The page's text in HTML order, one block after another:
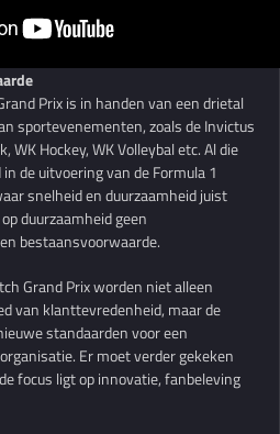
Prix is in handen van een drietal
sportevenementen, zoals de Invictus
WK Hockey, WK Volleybal etc. Al die
de uitvoering van de Formula 1
snelheid en duurzaamheid juist
duurzaamheid geen
bestaansvoorwaarde.
Grand Prix worden niet alleen
van klanttevredenheid, maar de
standaarden voor een
Er moet verder gekeken
focus ligt op innovatie, fanbeleving